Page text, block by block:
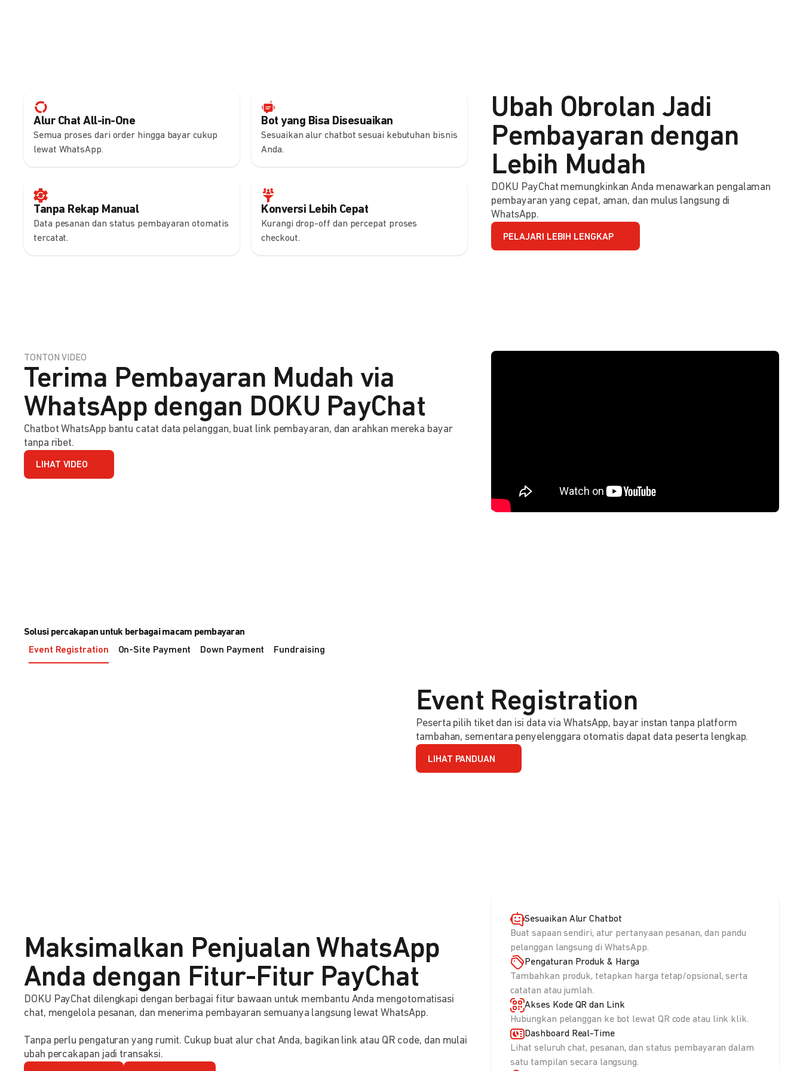
Alur Chat All-in-One
Semua proses dari order hingga bayar cukup
lewat WhatsApp.
Bot yang Bisa Disesuaikan
Sesuaikan alur chatbot sesuai kebutuhan bisnis
Anda.
Tanpa Rekap Manual
Data pesanan dan status pembayaran otomatis
tercatat.
Konversi Lebih Cepat
Kurangi drop-off dan percepat proses
checkout.
Ubah Obrolan Jadi
Pembayaran dengan
Lebih Mudah
DOKU PayChat memungkinkan Anda menawarkan pengalaman
pembayaran yang cepat, aman, dan mulus langsung di
WhatsApp.
PELAJARI LEBIH LENGKAP
TONTON VIDEO
Terima Pembayaran Mudah via
WhatsApp dengan DOKU PayChat
Chatbot WhatsApp bantu catat data pelanggan, buat link pembayaran, dan arahkan mereka bayar
tanpa ribet.
LIHAT VIDEO
Solusi percakapan untuk berbagai macam pembayaran
Event Registration
On-Site Payment Down Payment Fundraising
Event Registration
Peserta pilih tiket dan isi data via WhatsApp, bayar instan tanpa platform
tambahan, sementara penyelenggara otomatis dapat data peserta lengkap.
LIHAT PANDUAN
Maksimalkan Penjualan WhatsApp
Anda dengan Fitur-Fitur PayChat
DOKU PayChat dilengkapi dengan berbagai fitur bawaan untuk membantu Anda mengotomatisasi
chat, mengelola pesanan, dan menerima pembayaran semuanya langsung lewat WhatsApp.
Tanpa perlu pengaturan yang rumit. Cukup buat alur chat Anda, bagikan link atau QR code, dan mulai
ubah percakapan jadi transaksi.
Sesuaikan Alur Chatbot
Buat sapaan sendiri, atur pertanyaan pesanan, dan pandu
pelanggan langsung di WhatsApp.
Pengaturan Produk & Harga
Tambahkan produk, tetapkan harga tetap/opsional, serta
catatan atau jumlah.
Akses Kode QR dan Link
Hubungkan pelanggan ke bot lewat QR code atau link klik.
Dashboard Real-Time
Lihat seluruh chat, pesanan, dan status pembayaran dalam
satu tampilan secara langsung.